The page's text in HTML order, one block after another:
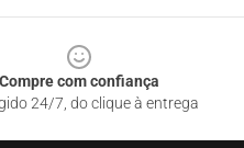
Compre com confiança
24/7, do clique à entrega